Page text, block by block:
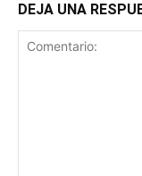
DEJA UNA